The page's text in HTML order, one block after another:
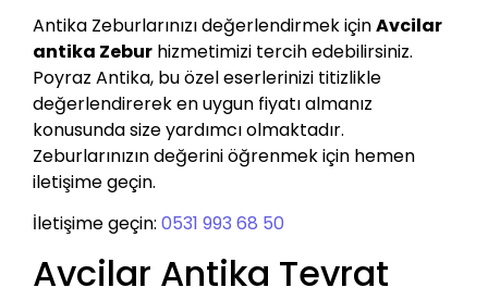
Antika Zeburlarınızı değerlendirmek içinAvcilar
antika Zebur hizmetimizi tercih edebilirsiniz.
Poyraz Antika, bu özel eserlerinizi titizlikle
değerlendirerek en uygun fiyatı almanız
konusunda size yardımcı olmaktadır.
Zeburlarınızın değerini öğrenmek için hemen
iletişime geçin.
İletişime geçin: 0531 993 68 50
Avcilar Antika Tevrat